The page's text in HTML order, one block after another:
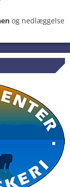
og nedlæggelse